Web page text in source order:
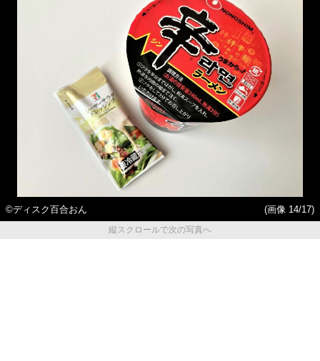
©ディスク百合おん
(画像 14/17)
縦スクロールで次の写真へ